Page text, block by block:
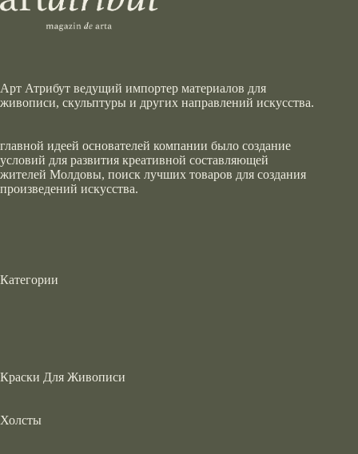
Арт Атрибут ведущий импортер материалов для
живописи, скульптуры и других направлений искусства.
главной идеей основателей компании было создание
условий для развития креативной составляющей
жителей Молдовы, поиск лучших товаров для создания
произведений искусства.
Категории
Краски Для Живописи
Холсты